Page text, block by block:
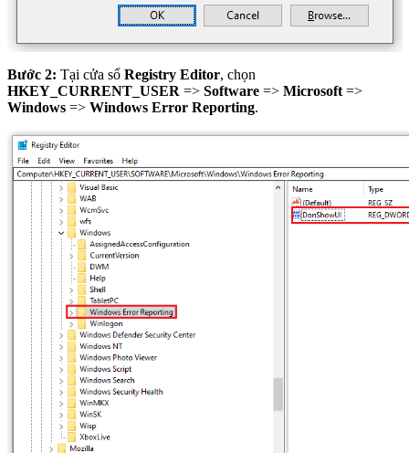
Bước 2: Tại cửa sổ Registry Editor, chọn
HKEY_CURRENT_USER => Software => Microsoft =>
Windows => Windows Error Reporting.